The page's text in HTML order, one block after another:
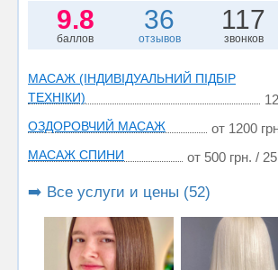
9.8
баллов
36
отзывов
117
звонков
МАСАЖ (ІНДИВІДУАЛЬНИЙ ПІДБІР
ТЕХНІКИ)
ОЗДОРОВЧИЙ МАСАЖ от 1200
МАСАЖ СПИНИ от 500 грн. /
➡️ Все услуги и цены (52)